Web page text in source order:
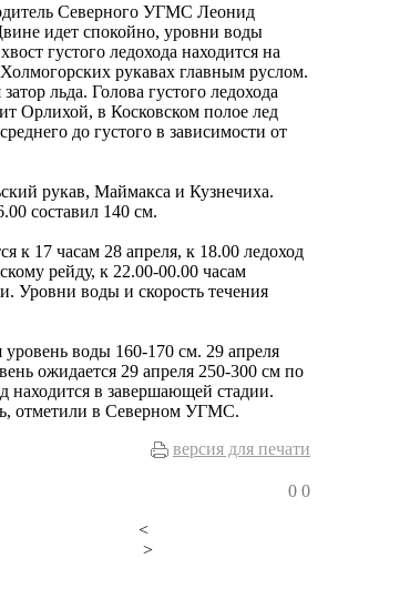
Северного УГМС Леонид
идет спокойно, уровни воды
густого ледохода находится на
рукавах главным руслом.
льда. Голова густого ледохода
Орлихой, в Косковском полое лед
до густого в зависимости от
рукав, Маймакса и Кузнечиха.
составил 140 см.
к 17 часам 28 апреля, к 18.00 ледоход
рейду, к 22.00-00.00 часам
Уровни воды и скорость течения
воды 160-170 см. 29 апреля
ожидается 29 апреля 250-300 см по
находится в завершающей стадии.
отметили в Северном УГМС.
версия для печати
0 0
<
>